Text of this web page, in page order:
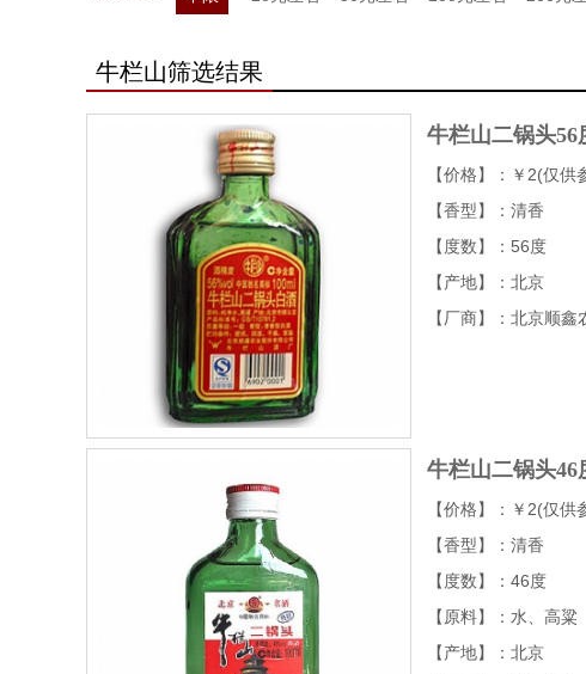
牛栏山筛选结果
牛栏山二锅头56
【价格】：￥2(仅供
【香型】：清香
【度数】：56度
【产地】：北京
【厂商】：北京顺
牛栏山二锅头46
【价格】：￥2(仅供
【香型】：清香
【度数】：46度
【原料】：水、高粱
【产地】：北京